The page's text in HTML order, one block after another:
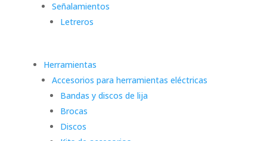
Señalamientos
Letreros
Herramientas
Accesorios para herramientas eléctricas
Bandas y discos de lija
Brocas
Discos